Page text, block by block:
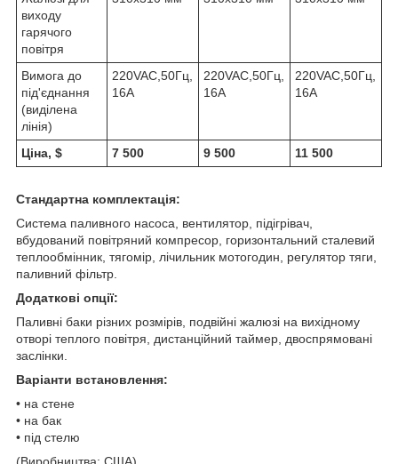
виходу
гарячого
повітря
Вимога до
під'єднання
(виділена
лінія)
220VAC,50Гц,
16А
220VAC,50Гц,
16А
220VAC,50Гц,
16А
Ціна, $ 7 500 9 500 11 500
Стандартна комплектація:
Система паливного насоса, вентилятор, підігрівач,
вбудований повітряний компресор, горизонтальний сталевий
теплообмінник, тягомір, лічильник мотогодин, регулятор тяги,
паливний фільтр.
Додаткові опції:
Паливні баки різних розмірів, подвійні жалюзі на вихідному
отворі теплого повітря, дистанційний таймер, двоспрямовані
заслінки.
Варіанти встановлення:
• на стене
• на бак
• під стелю
(Виробництва: США)